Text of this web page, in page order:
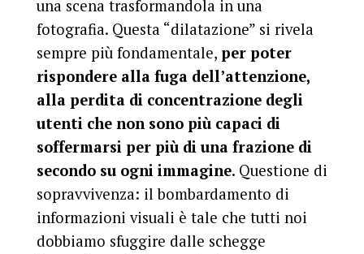
una scena trasformandola in una
fotografia. Questa “dilatazione” si rivela
sempre più fondamentale, per poter
rispondere alla fuga dell’attenzione,
alla perdita di concentrazione degli
utenti che non sono più capaci di
soffermarsi per più di una frazione di
secondo su ogni immagine. Questione di
sopravvivenza: il bombardamento di
informazioni visuali è tale che tutti noi
dobbiamo sfuggire dalle schegge